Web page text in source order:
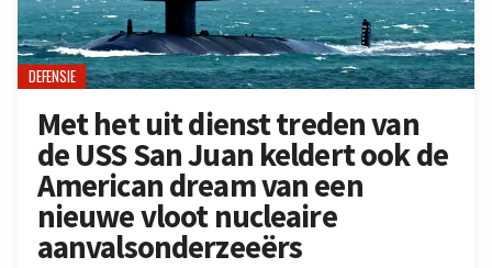
DEFENSIE
Met het uit dienst treden van
de USS San Juan keldert ook de
American dream van een
nieuwe vloot nucleaire
aanvalsonderzeeërs